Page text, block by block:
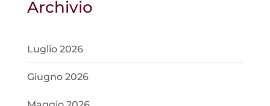
Archivio
Luglio 2026
Giugno 2026